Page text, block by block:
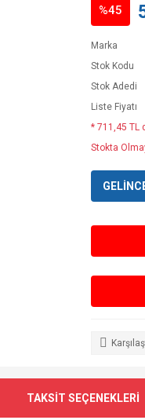
%45
Marka
Stok Kodu
Stok Adedi
Liste Fiyatı
* 711,45 TL
Stokta
TAKSİT SEÇENEKLERİ